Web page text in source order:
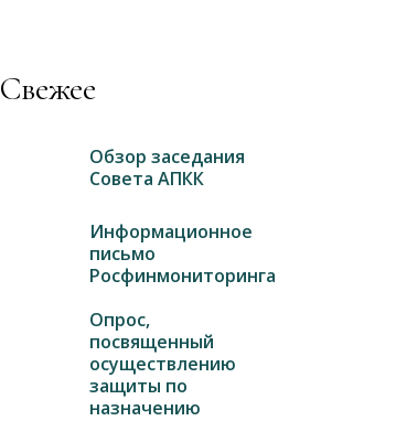
Свежее
Обзор заседания
Совета АПКК
Информационное
письмо
Росфинмониторинга
Опрос,
посвященный
осуществлению
защиты по
назначению